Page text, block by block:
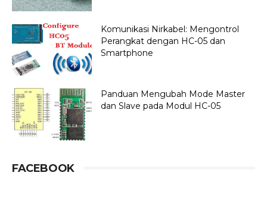
Komunikasi Nirkabel: Mengontrol
Perangkat dengan HC-05 dan
Smartphone
Panduan Mengubah Mode Master
dan Slave pada Modul HC-05
FACEBOOK